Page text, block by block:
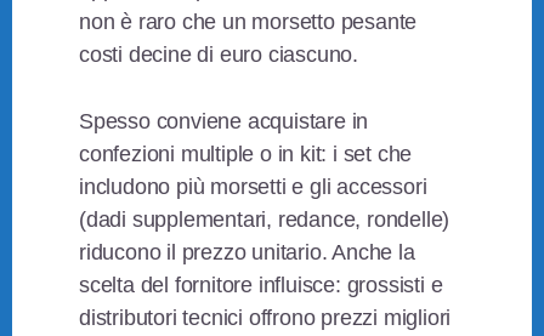
non è raro che un morsetto pesante
costi decine di euro ciascuno.
Spesso conviene acquistare in
confezioni multiple o in kit: i set che
includono più morsetti e gli accessori
(dadi supplementari, redance, rondelle)
riducono il prezzo unitario. Anche la
scelta del fornitore influisce: grossisti e
distributori tecnici offrono prezzi migliori